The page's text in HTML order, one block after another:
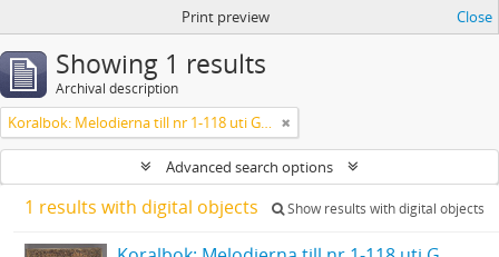
Print preview Close
Showing 1 results
Archival description
Koralbok: Melodierna till nr 1-118 uti Gamla Psalmboken, enstämmigt satta
Advanced search options
1 results with digital objects Show results with digital objects